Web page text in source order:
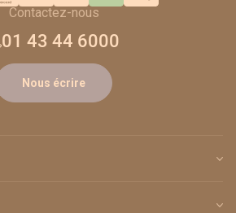
Contactez-nous
01 43 44 6000
Nous écrire